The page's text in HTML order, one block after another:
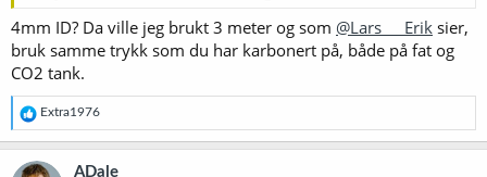
4mm ID? Da ville jeg brukt 3 meter og som @Lars___Erik sier,
bruk samme trykk som du har karbonert på, både på fat og
CO2 tank.
R
e
a
k
Extra1976
ADale